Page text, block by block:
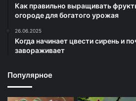
Как правильно выращивать
огороде для богатого урожая
26.06.2025
Когда начинает цвести сирень и
завораживает
Популярное